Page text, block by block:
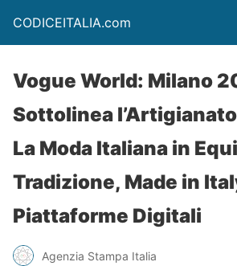
CODICEITALIA.com
Vogue World: Milano
Sottolinea
La Moda Italiana in
Tradizione, Made in
Piattaforme Digitali
Agenzia Stampa Italia